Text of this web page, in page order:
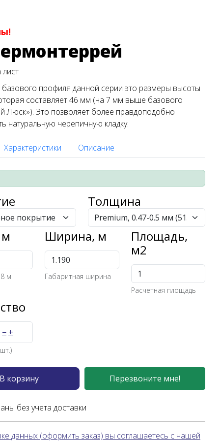
лист
базового профиля данной серии это размеры высоты
составляет 46 мм (на 7 мм выше базового
Люск»). Это позволяет более правдоподобно
натуральную черепичную кладку.
Характеристики Описание
Толщина
м
Ширина, м
Габаритная ширина
Площадь,
м2
Расчетная площадь
− +
В корзину Перезвоните мне!
без учета доставки
данных (оформить заказ) вы соглашаетесь с нашей